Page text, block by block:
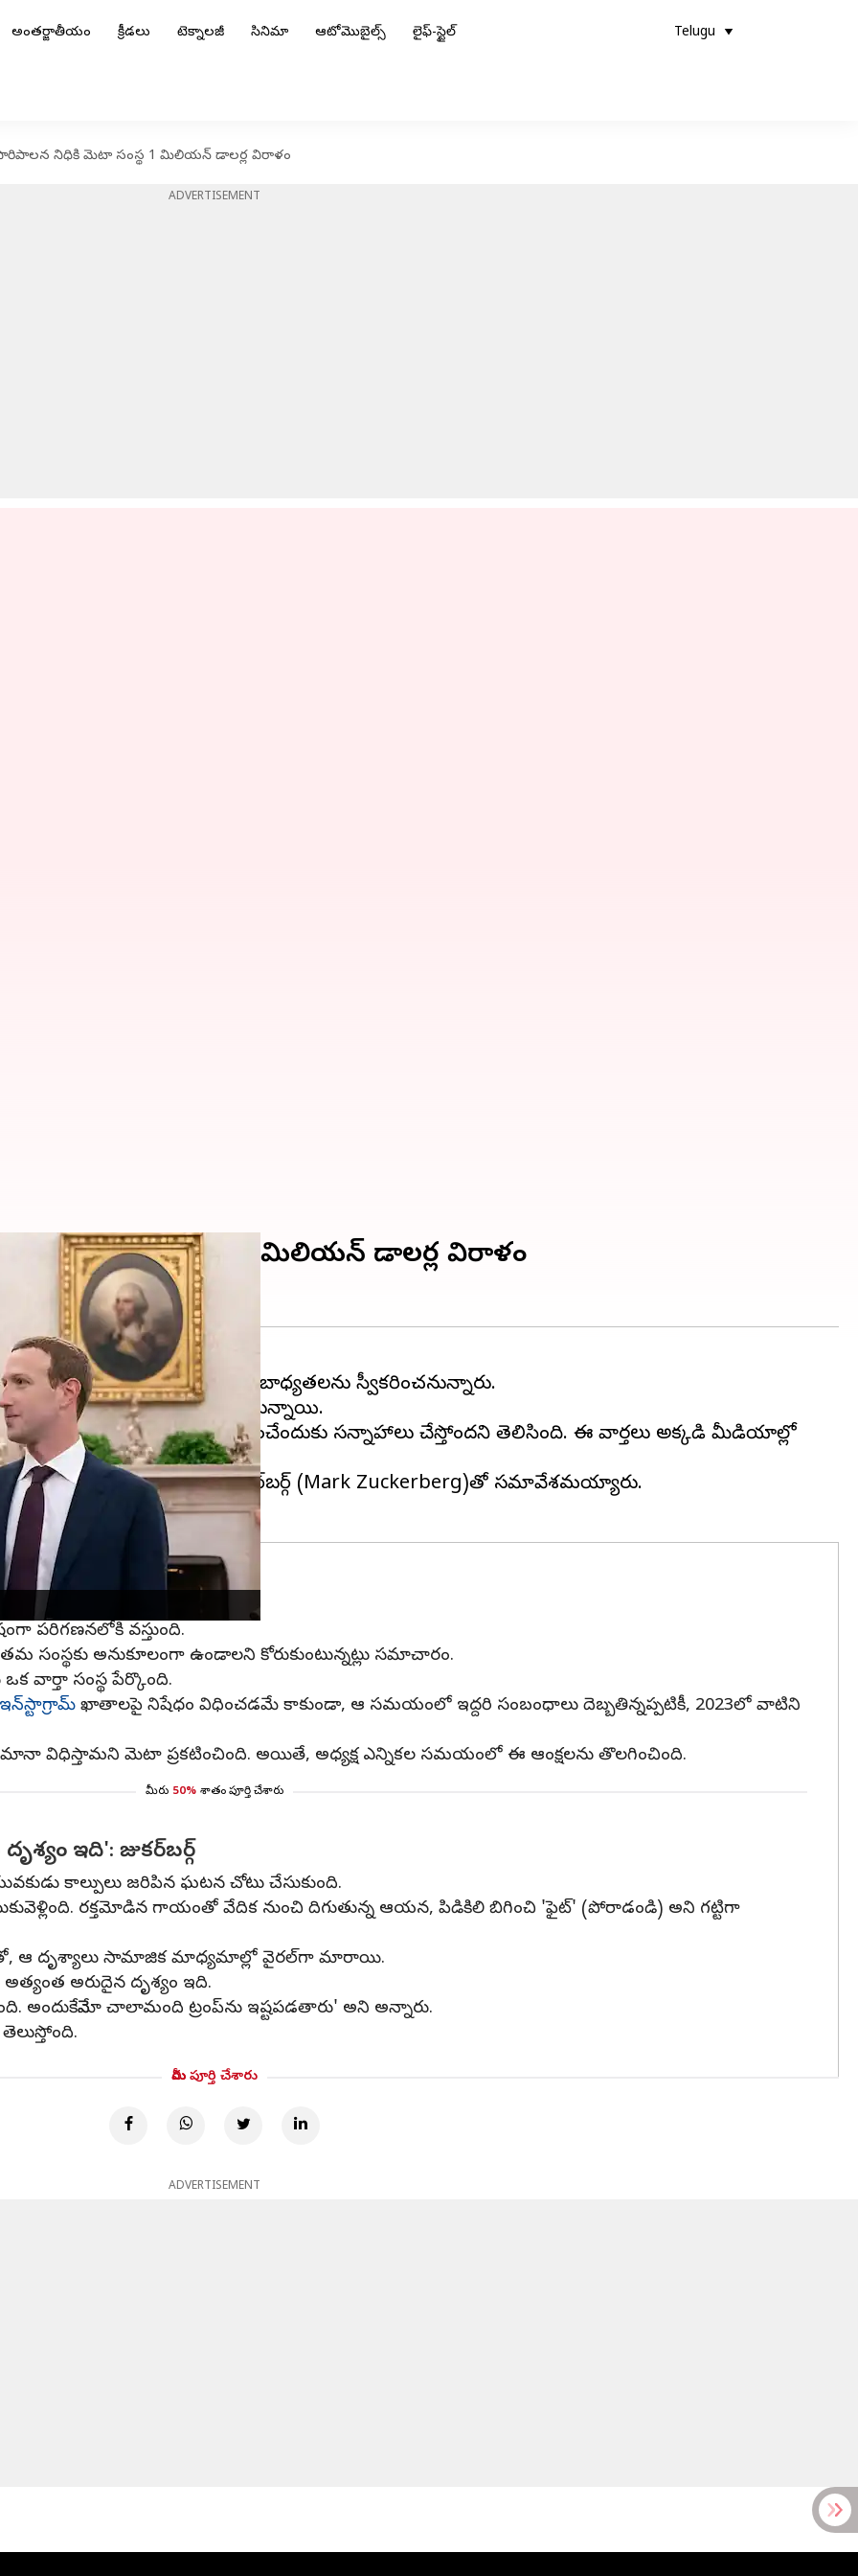
అంతర్జాతీయం క్రీడలు టెక్నాలజీ సినిమా ఆటోమొబైల్స్ లైఫ్-స్టైల్ Telugu
పారిపాలన నిధికి మెటా సంస్థ 1 మిలియన్ డాలర్ల విరాళం
ADVERTISEMENT
నిధికి మెటా సంస్థ 1 మిలియన్ డాలర్ల విరాళం
(Donald Trump) త్వరలో తన బాధ్యతలను స్వీకరించనున్నారు.
భారీగా విరాళాలు అందుకుంటున్నాయి.
(రూ.8,486 కోట్ల) విరాళంగా అందించేందుకు సన్నాహాలు చేస్తోందని తెలిసింది. ఈ వార్తలు అక్కడి మీడియాల్లో
తన నివాసంలో మెటా సీఈఓ మార్క్ జుకర్‌బర్గ్ (Mark Zuckerberg)తో సమావేశమయ్యారు.
పరిగణనలోకి వస్తుంది.
తమ సంస్థకు అనుకూలంగా ఉండాలని కోరుకుంటున్నట్లు సమాచారం.
వార్తా సంస్థ పేర్కొంది.
ఇన్‌స్టాగ్రామ్ ఖాతాలపై నిషేధం విధించడమే కాకుండా, ఆ సమయంలో ఇద్దరి సంబంధాలు దెబ్బతిన్నప్పటికీ, 2023లో వాటిని
విధిస్తామని మెటా ప్రకటించింది. అయితే, అధ్యక్ష ఎన్నికల సమయంలో ఈ ఆంక్షలను తొలగించింది.
మీరు 50% శాతం పూర్తి చేశారు
ఇది': జుకర్‌బర్గ్‌
కాల్పులు జరిపిన ఘటన చోటు చేసుకుంది.
రక్తమోడిన గాయంతో వేదిక నుంచి దిగుతున్న ఆయన, పిడికిలి బిగించి 'ఫైట్' (పోరాడండి) అని గట్టిగా
ఆ దృశ్యాలు సామాజిక మాధ్యమాల్లో వైరల్‌గా మారాయి.
అరుదైన దృశ్యం ఇది.
అందుకేనేమో చాలామంది ట్రంప్‌ను ఇష్టపడతారు' అని అన్నారు.
మీరు పూర్తి చేశారు
ADVERTISEMENT